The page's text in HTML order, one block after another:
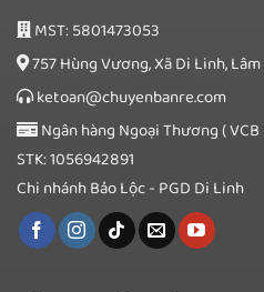
MST: 5801473053
757 Hùng Vương, Xã Di Linh,
ketoan@chuyenbanre.com
Ngân hàng Ngoại Thương ( VCB
STK: 1056942891
Chi nhánh Bảo Lộc - PGD Di Linh